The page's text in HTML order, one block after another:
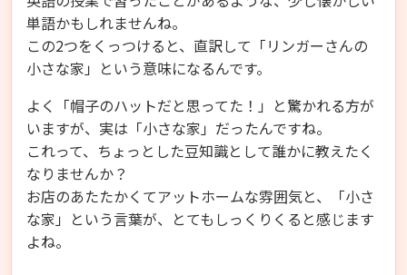
単語かもしれませんね。
この2つをくっつけると、直訳して「リンガーさんの
小さな家」という意味になるんです。
よく「帽子のハットだと思ってた！」と驚かれる方が
いますが、実は「小さな家」だったんですね。
これって、ちょっとした豆知識として誰かに教えたく
なりませんか？
お店のあたたかくてアットホームな雰囲気と、「小さ
な家」という言葉が、とてもしっくりくると感じます
よね。